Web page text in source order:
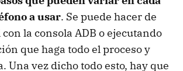
a usar. Se puede hacer de
la consola ADB o ejecutando
que haga todo el proceso y
Una vez dicho todo esto, hay que